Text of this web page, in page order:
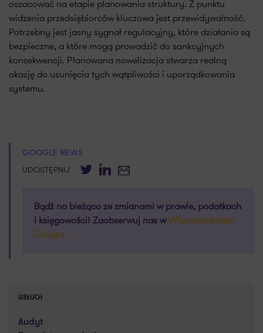
oszacować na etapie planowania struktury. Z punktu
widzenia przedsiębiorców kluczowa jest przewidywalność.
Potrzebny jest jasny sygnał regulacyjny, które działania są
bezpieczne, a które mogą prowadzić do sankcyjnych
konsekwencji. Planowana nowelizacja stwarza realną
okazję do usunięcia tych wątpliwości i uporządkowania
systemu.
GOOGLE NEWS
UDOSTĘPNIJ TwitterLinkedIn
E-mail
Bądź na bieżąco ze zmianami w prawie, podatkach
i księgowości! Zaobserwuj nas wWiadomościach
Google
USŁUGI
Audyt